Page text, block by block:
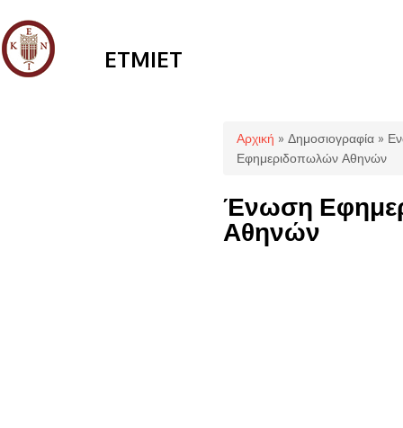
ETMIET
Είστε εδώ
Αρχική » Δημοσιογραφία »
Εφημεριδοπωλών Αθηνών
Ένωση
Αθηνών